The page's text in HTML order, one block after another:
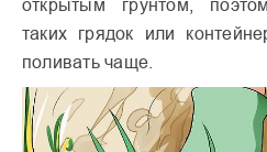
открытым грунтом,
таких грядок или
поливать чаще.